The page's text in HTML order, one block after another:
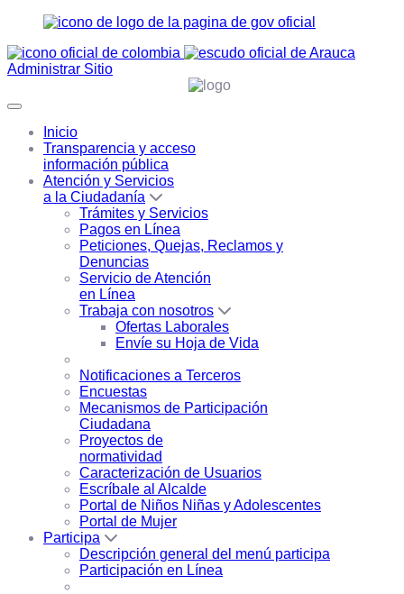
Administrar Sitio
Inicio
Transparencia y acceso
información pública
Atención y Servicios
a la Ciudadanía
Trámites y Servicios
Pagos en Línea
Peticiones, Quejas, Reclamos y
Denuncias
Servicio de Atención
en Línea
Trabaja con nosotros
Ofertas Laborales
Envíe su Hoja de Vida
Notificaciones a Terceros
Encuestas
Mecanismos de Participación
Ciudadana
Proyectos de
normatividad
Caracterización de Usuarios
Escríbale al Alcalde
Portal de Niños Niñas y Adolescentes
Portal de Mujer
Participa
Descripción general del menú participa
Participación en Línea